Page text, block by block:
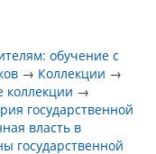
обучение с
→ Коллекции →
→
государственной
власть в
государственной